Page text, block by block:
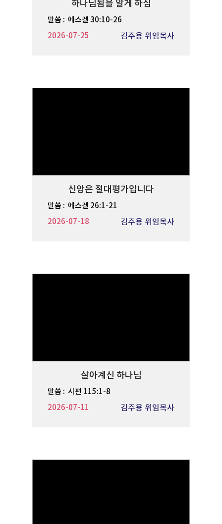
하나님됨을 알게 하심
말씀 : 에스겔 30:10-26
김주용 위임목사
2026-07-25
신앙은 절대평가입니다
말씀 : 에스겔 26:1-21
김주용 위임목사
2026-07-18
살아계신 하나님
말씀 : 시편 115:1-8
김주용 위임목사
2026-07-11